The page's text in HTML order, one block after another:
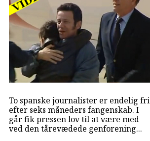
To spanske journalister er endelig fri
efter seks måneders fangenskab. I
går fik pressen lov til at være med
ved den tårevædede genforening...